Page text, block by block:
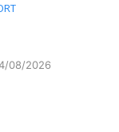
08/2026